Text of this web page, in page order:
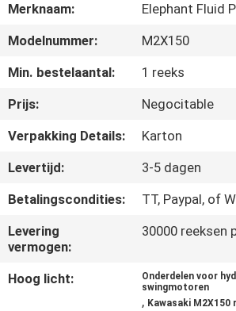
CONTACTEER
NIEUWS
GEVALLEN
SITEMAP
PRIVACY
POLICY
Merknaam:
Elephant Fluid
Modelnummer:
M2X150
Min. bestelaantal:
1 reeks
Prijs:
Negocitable
Verpakking Details:
Karton
Levertijd:
3-5 dagen
Betalingscondities:
TT, Paypal, of
Levering
vermogen:
30000 reeksen
Hoog licht:
Onderdelen voor
swingmotoren
, Kawasaki